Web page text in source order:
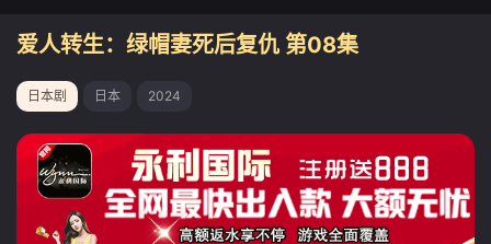
爱人转生：绿帽妻死后复仇 第08集
日本剧 日本 2024